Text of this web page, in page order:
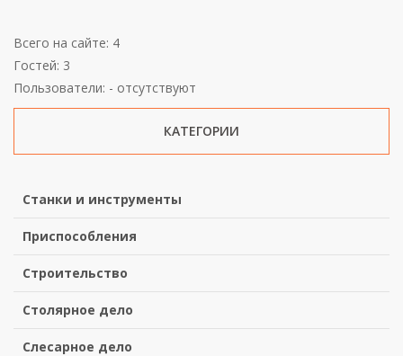
Всего на сайте: 4
Гостей: 3
Пользователи: - отсутствуют
КАТЕГОРИИ
Станки и инструменты
Приспособления
Строительство
Столярное дело
Слесарное дело